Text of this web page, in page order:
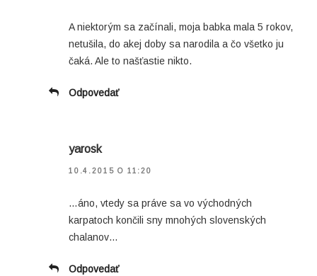
A niektorým sa začínali, moja babka mala 5 rokov,
netušila, do akej doby sa narodila a čo všetko ju
čaká. Ale to našťastie nikto.
Odpovedať
yarosk
10.4.2015 O 11:20
…áno, vtedy sa práve sa vo východných
karpatoch končili sny mnohých slovenských
chalanov…
Odpovedať